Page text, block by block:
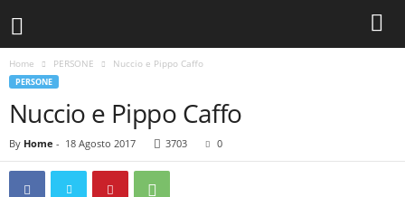
Home PERSONE Nuccio e Pippo Caffo
PERSONE
Nuccio e Pippo Caffo
By Home - 18 Agosto 2017 3703 0